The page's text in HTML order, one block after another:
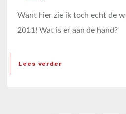
Want hier zie ik toch echt de
2011! Wat is er aan de hand?
Lees verder